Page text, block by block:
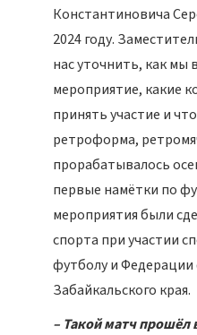
Константиновича
2024 году.
нас уточнить, как мы
мероприятие, какие
принять участие и
ретроформа,
прорабатывалось
первые намётки по
мероприятия были
спорта при участии
футболу и
Забайкальского края.
– Такой матч прошёл